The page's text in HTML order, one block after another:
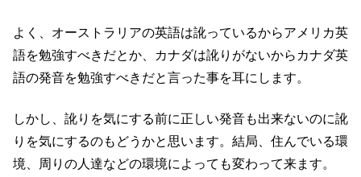
よく、オーストラリアの英語は訛っているからアメリカ英
語を勉強すべきだとか、カナダは訛りがないからカナダ英
語の発音を勉強すべきだと言った事を耳にします。
しかし、訛りを気にする前に正しい発音も出来ないのに訛
りを気にするのもどうかと思います。結局、住んでいる環
境、周りの人達などの環境によっても変わって来ます。